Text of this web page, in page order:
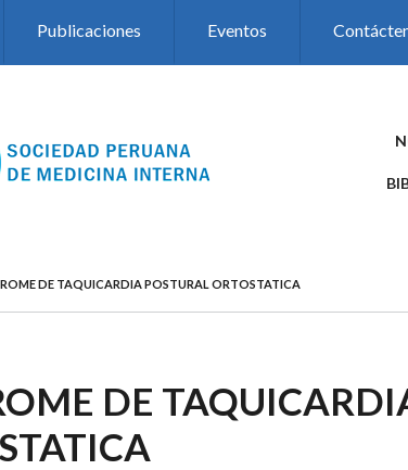
Publicaciones Eventos
DE TAQUICARDIA POSTURAL ORTOSTATICA
DE